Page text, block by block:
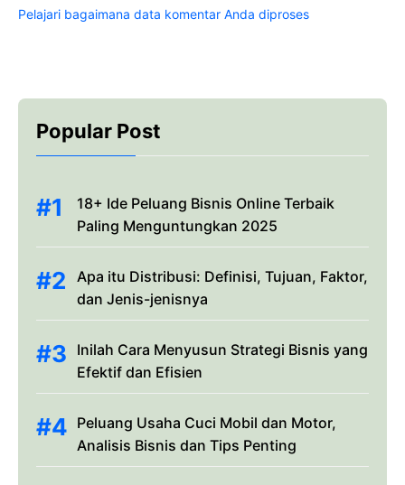
Pelajari bagaimana data komentar Anda diproses
Popular Post
18+ Ide Peluang Bisnis Online Terbaik
Paling Menguntungkan 2025
Apa itu Distribusi: Definisi, Tujuan, Faktor,
dan Jenis-jenisnya
Inilah Cara Menyusun Strategi Bisnis yang
Efektif dan Efisien
Peluang Usaha Cuci Mobil dan Motor,
Analisis Bisnis dan Tips Penting